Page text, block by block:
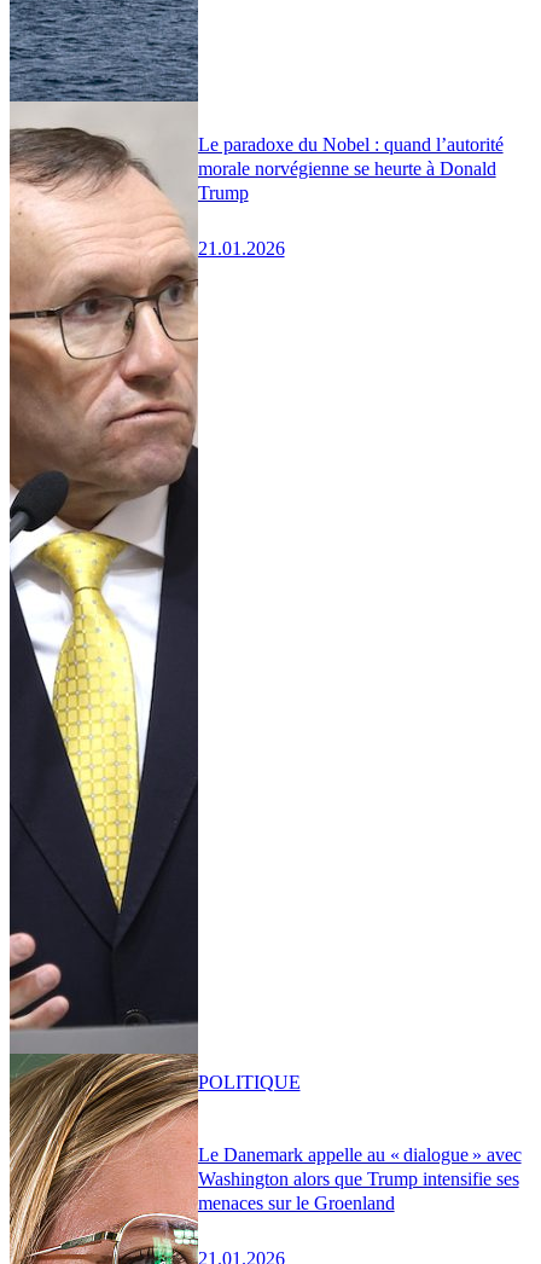
Le paradoxe du Nobel : quand l’autorité
morale norvégienne se heurte à Donald
Trump
21.01.2026
Le Danemark appelle au « dialogue » avec
Washington alors que Trump intensifie ses
menaces sur le Groenland
21.01.2026
POLITIQUE